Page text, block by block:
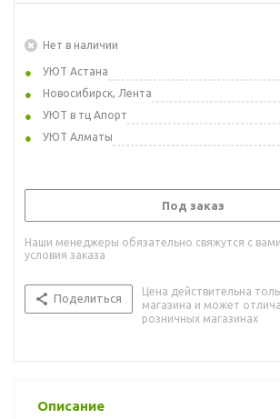
Нет в наличии
УЮТ Астана
Новосибирск, Лента
УЮТ в тц Апорт
УЮТ Алматы
Под заказ
Наши менеджеры обязательно свяжутся с
условия заказа
Поделиться
Цена действительна
магазина и может
розничных магазинах
Описание